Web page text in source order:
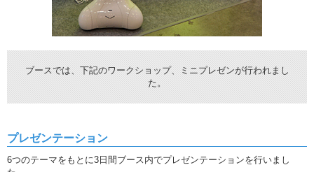
ブースでは、下記のワークショップ、ミニプレゼンが行われまし
た。
プレゼンテーション
6つのテーマをもとに3日間ブース内でプレゼンテーションを行いまし